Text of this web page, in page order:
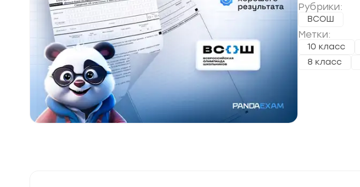
Рубрики:
ВСОШ
Метки:
10 класс
8 класс